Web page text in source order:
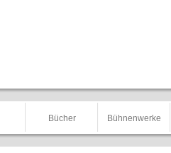
Bücher Bühnenwerke